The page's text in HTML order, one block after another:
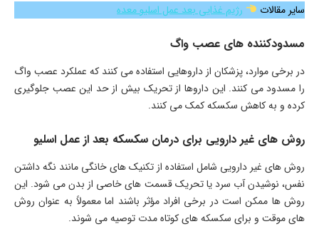
سایر مقالات
رژیم غذایی بعد عمل اسلیو معده
مسدودکننده های عصب واگ
در برخی موارد، پزشکان از داروهایی استفاده می کنند که عملکرد عصب واگ
را مسدود می کنند. این داروها از تحریک بیش از حد این عصب جلوگیری
کرده و به کاهش سکسکه کمک می کنند.
روش های غیر دارویی برای درمان سکسکه بعد از عمل اسلیو
روش های غیر دارویی شامل استفاده از تکنیک های خانگی مانند نگه داشتن
نفس، نوشیدن آب سرد یا تحریک قسمت های خاصی از بدن می شود. این
روش ها ممکن است در برخی افراد مؤثر باشند اما معمولاً به عنوان روش
های موقت و برای سکسکه های کوتاه مدت توصیه می شوند.